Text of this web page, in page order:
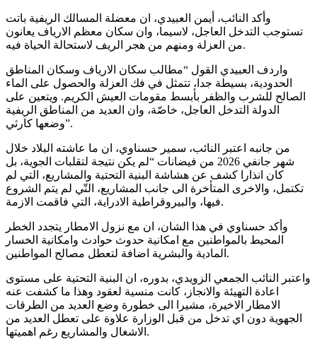
وأكد النائب، أيمن العبيدي، ان معضلة المسالك الريفية باتت
تستوجب التدخل العاجل، لاسيما، وان سكان معظم الارياف يعانون
من العزلة ومنهم من هجر الريف لاستحالة الحياة فيه.
واردف العبيدي القول “مطالب سكان الارياف وسكان المناطق
الحدودية، بسيطة جدا، تتمثل في فك العزلة والحصول على الماء
الصالح للشرب والظفر بأبسط مقومات العيش الكريم. ويتعين على
الدولة التدخل العاجل، خاصّة، وان العديد من المناطق الريفية
وضعها كارثي”.
من جانبه اعتبر النائب، سمير حسناوي، ان ما عاشته البلاد خلال
شهر جانفي 2026 من فيضانات “لم يكن نتيجة لتقلبات الجوية، بل
كان انذارا كشف عن هشاشة البنية التحتية والمشاريع، التي لم
تكتمل، والاخرى المتأخرة الى جانب المشاريع، التّي لم يتم الشروع
فيها، والبيروقراطية الادراية، التي فاقمت الازمة.
وأكد حسناوي في هذا الشان، ان مع نزول الامطار يتجدد الخطر
المحيط بالمواطنين مع امكانية حدوث حوادث وامكانية الخسار
المادية والبشرية اضافة لتعطل مصالح المواطنين.
واعتبر النائب الجمعي الزويدي، بدوره، ان البنية التحتية على مستوى
اعادة التهيئة والانجاز، كانت منسية لعقود وهذا ما كشفت عنه
الامطار الاخيرة، مشيرا الى خطورة وضع العديد من الطرقات
الجهوية دون اي تدخل من قبل الوزارة علاوة على تعطل العديد من
الاشغال والمشاريع رغم اهميتها.